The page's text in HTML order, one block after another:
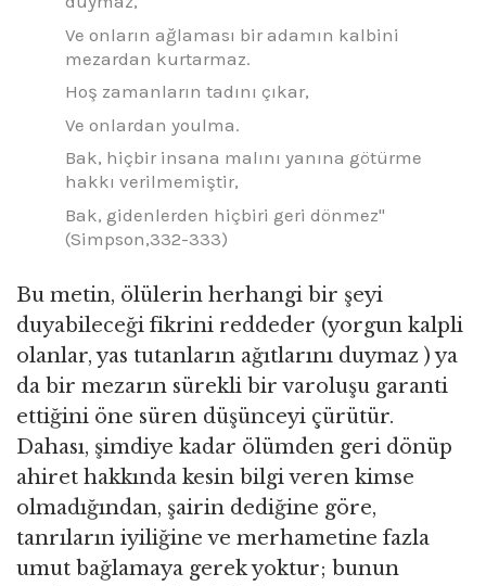
Ve onların ağlaması bir adamın kalbini
mezardan kurtarmaz.
Hoş zamanların tadını çıkar,
Ve onlardan youlma.
Bak, hiçbir insana malını yanına götürme
hakkı verilmemiştir,
Bak, gidenlerden hiçbiri geri dönmez"
(Simpson,332-333)
Bu metin, ölülerin herhangi bir şeyi
duyabileceği fikrini reddeder (yorgun kalpli
olanlar, yas tutanların ağıtlarını duymaz ) ya
da bir mezarın sürekli bir varoluşu garanti
ettiğini öne süren düşünceyi çürütür.
Dahası, şimdiye kadar ölümden geri dönüp
ahiret hakkında kesin bilgi veren kimse
olmadığından, şairin dediğine göre,
tanrıların iyiliğine ve merhametine fazla
umut bağlamaya gerek yoktur; bunun